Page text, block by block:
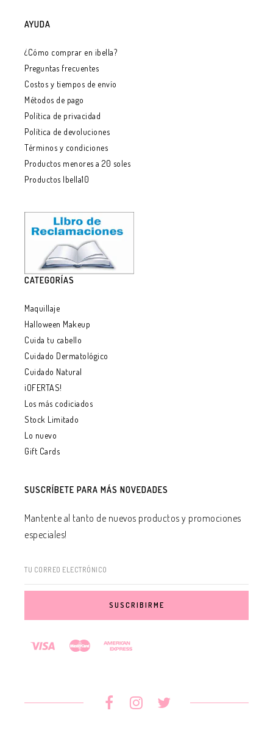
AYUDA
¿Cómo comprar en ibella?
Preguntas frecuentes
Costos y tiempos de envío
Métodos de pago
Política de privacidad
Política de devoluciones
Términos y condiciones
Productos menores a 20 soles
Productos Ibella10
CATEGORÍAS
Maquillaje
Halloween Makeup
Cuida tu cabello
Cuidado Dermatológico
Cuidado Natural
¡OFERTAS!
Los más codiciados
Stock Limitado
Lo nuevo
Gift Cards
SUSCRÍBETE PARA MÁS NOVEDADES
Mantente al tanto de nuevos productos y promociones
especiales!
TU CORREO ELECTRÓNICO